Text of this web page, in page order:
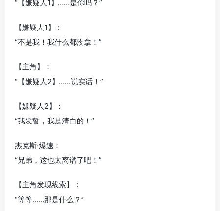
“【嫌疑人1】……是你吗？”
【嫌疑人1】：
“不是我！我什么都没拿！”
【主角】：
“【嫌疑人2】……说实话！”
【嫌疑人2】：
“我发誓，我是清白的！”
杰克斯·爆速：
“兄弟，这也太离谱了吧！”
【主角发现线索】：
“等等……那是什么？”